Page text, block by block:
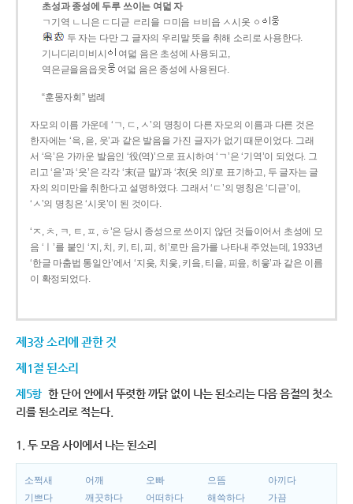
초성과 종성에 두루 쓰이는 여덟 자
ㄱ기역 ㄴ니은 ㄷ디귿 ㄹ리을 ㅁ미음 ㅂ비읍 ㅅ시옷 ㆁ
두 자는 다만 그 글자의 우리말 뜻을 취해 소리로 사용한다.
기니디리미비시
여덟 음은 초성에 사용되고,
역은귿을음읍옷
여덟 음은 종성에 사용된다.
“훈몽자회” 범례
자모의 이름 가운데 ‘ㄱ, ㄷ, ㅅ’의 명칭이 다른 자모의 이름과 다른 것은
한자에는 ‘윽, 읃, 읏’과 같은 발음을 가진 글자가 없기 때문이었다. 그래
서 ‘윽’은 가까운 발음인 ‘役(역)’으로 표시하여 ‘ㄱ’은 ‘기역’이 되었다. 그
리고 ‘읃’과 ‘읏’은 각각 ‘末(귿 말)’과 ‘衣(옷 의)’로 표기하고, 두 글자는 글
자의 의미만을 취한다고 설명하였다. 그래서 ‘ㄷ’의 명칭은 ‘디귿’이,
‘ㅅ’의 명칭은 ‘시옷’이 된 것이다.
‘ㅈ, ㅊ, ㅋ, ㅌ, ㅍ, ㅎ’은 당시 종성으로 쓰이지 않던 것들이어서 초성에 모
음 ‘ㅣ’를 붙인 ‘지, 치, 키, 티, 피, 히’로만 음가를 나타내 주었는데, 1933년
‘한글 마춤법 통일안’에서 ‘지읒, 치읓, 키읔, 티읕, 피읖, 히읗’과 같은 이름
이 확정되었다.
제3장 소리에 관한 것
제1절 된소리
제5항 한 단어 안에서 뚜렷한 까닭 없이 나는 된소리는 다음 음절의 첫소
리를 된소리로 적는다.
1. 두 모음 사이에서 나는 된소리
소쩍새 어깨 오빠 으뜸
아끼다
기쁘다
깨끗하다 어떠하다 해쓱하다
가끔